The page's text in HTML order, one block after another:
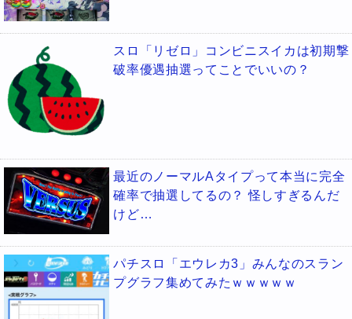
スロ「リゼロ」コンビニスイカは初期撃
破率優遇抽選ってことでいいの？
最近のノーマルAタイプって本当に完全
確率で抽選してるの？ 怪しすぎるんだ
けど…
パチスロ「エウレカ3」みんなのスラン
プグラフ集めてみたｗｗｗｗｗ